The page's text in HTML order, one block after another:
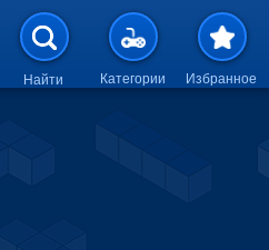
Перейти к основному
Найти Категории Избранное